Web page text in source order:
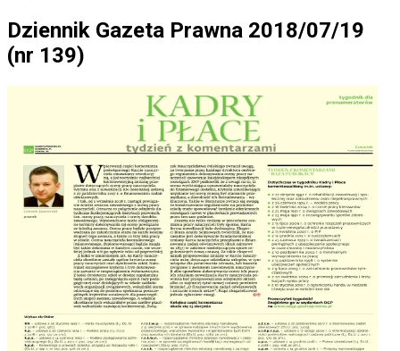
Dziennik Gazeta Prawna 2018/07/19
(nr 139)